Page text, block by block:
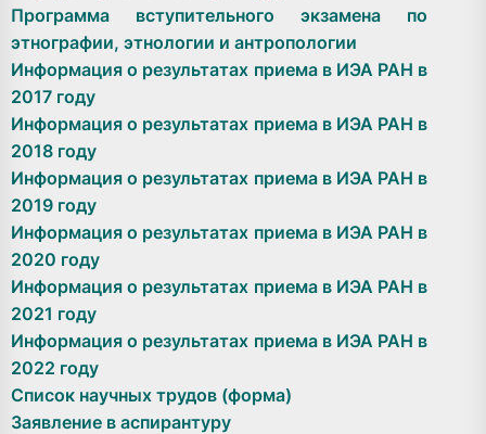
Программа вступительного экзамена по
этнографии, этнологии и антропологии
Информация о результатах приема в ИЭА РАН в
2017 году
Информация о результатах приема в ИЭА РАН в
2018 году
Информация о результатах приема в ИЭА РАН в
2019 году
Информация о результатах приема в ИЭА РАН в
2020 году
Информация о результатах приема в ИЭА РАН в
2021 году
Информация о результатах приема в ИЭА РАН в
2022 году
Список научных трудов (форма)
Заявление в аспирантуру